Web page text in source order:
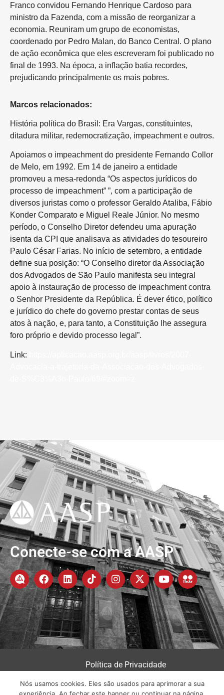
Franco convidou Fernando Henrique Cardoso para
ministro da Fazenda, com a missão de reorganizar a
economia. Reuniram um grupo de economistas,
coordenado por Pedro Malan, do Banco Central. O plano
de ação econômica que eles escreveram foi publicado no
final de 1993. Na época, a inflação batia recordes,
prejudicando principalmente os mais pobres.
Marcos relacionados:
História política do Brasil: Era Vargas, constituintes,
ditadura militar, redemocratização, impeachment e outros.
Apoiamos o impeachment do presidente Fernando Collor
de Melo, em 1992. Em 14 de janeiro a entidade
promoveu a mesa-redonda “Os aspectos jurídicos do
processo de impeachment” ”, com a participação de
diversos juristas como o professor Geraldo Ataliba, Fábio
Konder Comparato e Miguel Reale Júnior. No mesmo
período, o Conselho Diretor defendeu uma apuração
isenta da CPI que analisava as atividades do tesoureiro
Paulo César Farias. No início de setembro, a entidade
define sua posição: “O Conselho diretor da Associação
dos Advogados de São Paulo manifesta seu integral
apoio à instauração de processo de impeachment contra
o Senhor Presidente da República. É dever ético, político
e jurídico do chefe do governo prestar contas de seus
atos à nação, e, para tanto, a Constituição lhe assegura
foro próprio e devido processo legal”.
Link:
Conecte-se com a AASP
Política de Privacidade
Nós usamos cookies. Eles são usados para aprimorar a sua